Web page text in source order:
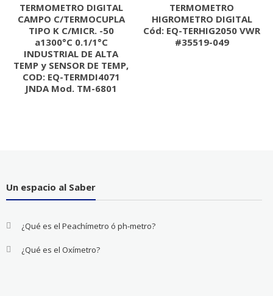
TERMOMETRO DIGITAL
CAMPO C/TERMOCUPLA
TIPO K C/MICR. -50
a1300°C 0.1/1°C
INDUSTRIAL DE ALTA
TEMP y SENSOR DE TEMP,
COD: EQ-TERMDI4071
JNDA Mod. TM-6801
TERMOMETRO
HIGROMETRO DIGITAL
Cód: EQ-TERHIG2050 VWR
#35519-049
Un espacio al Saber
¿Qué es el Peachímetro ó ph-metro?
¿Qué es el Oxímetro?